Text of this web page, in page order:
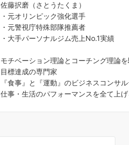
佐藤択磨（さとうたくま）
・元オリンピック強化選手
・元警視庁特殊部隊推薦者
・大手パーソナルジム売上No.1実績
モチベーション理論とコーチング理論
目標達成の専門家
『食事』と『運動』のビジネスコンサ
仕事・生活のパフォーマンスを全て上